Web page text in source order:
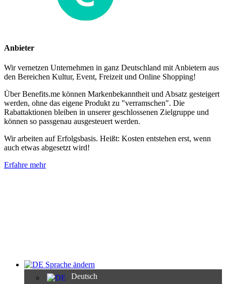
Anbieter
Wir vernetzen Unternehmen in ganz Deutschland mit Anbietern aus
den Bereichen Kultur, Event, Freizeit und Online Shopping!
Über Benefits.me können Markenbekanntheit und Absatz gesteigert
werden, ohne das eigene Produkt zu "verramschen". Die
Rabattaktionen bleiben in unserer geschlossenen Zielgruppe und
können so passgenau ausgesteuert werden.
Wir arbeiten auf Erfolgsbasis. Heißt: Kosten entstehen erst, wenn
auch etwas abgesetzt wird!
Erfahre mehr
Sprache ändern
Deutsch